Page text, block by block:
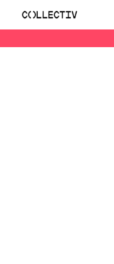
Salty Pebble(솔티페블)은 정예슬 대표가 론칭한 컨템퍼러리 여성복